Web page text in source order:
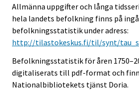
Allmänna uppgifter och långa
hela landets befolkning finns på
befolkningsstatistik under adress:
http://tilastokeskus.fi/til/synt/
Befolkningsstatistik för åren
digitaliserats till pdf-format och
Nationalbibliotekets tjänst Doria.